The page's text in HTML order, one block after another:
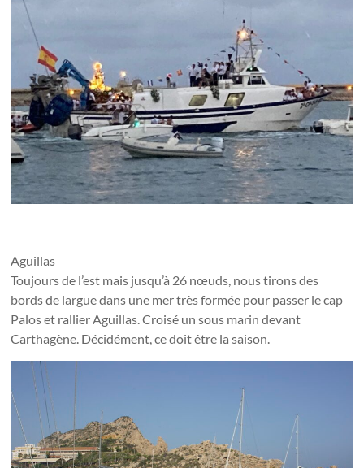
Aguillas
Toujours de l’est mais jusqu’à 26 nœuds, nous tirons des
bords de largue dans une mer très formée pour passer le cap
Palos et rallier Aguillas. Croisé un sous marin devant
Carthagène. Décidément, ce doit être la saison.